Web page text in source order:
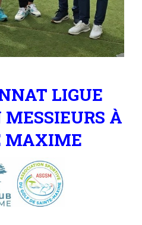
LIGUE
À
MAXIME